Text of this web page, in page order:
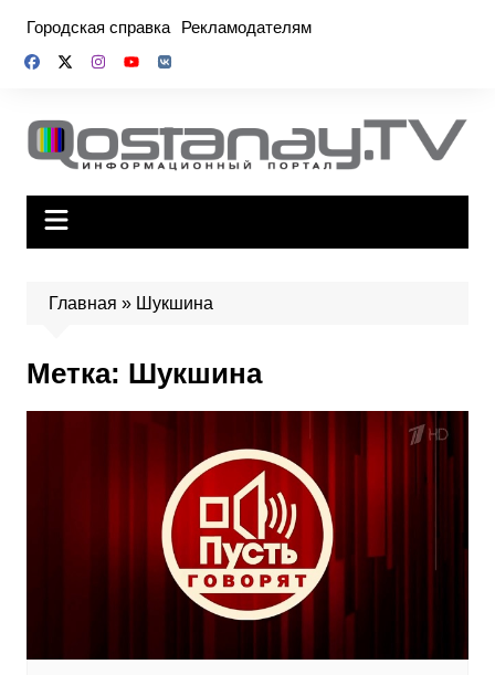
содержимому
Городская справка Рекламодателям
Главная » Шукшина
Метка: Шукшина